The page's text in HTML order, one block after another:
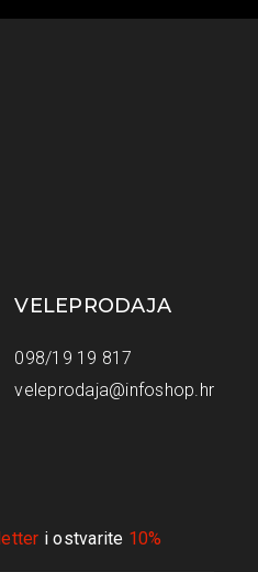
VELEPRODAJA
098/19 19 817
veleprodaja@infoshop.hr
i ostvarite 10%